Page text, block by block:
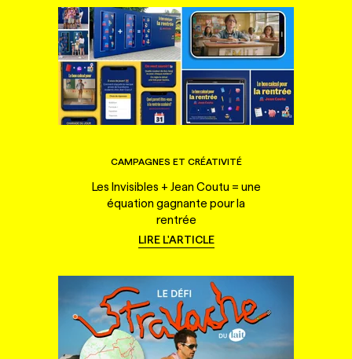
CAMPAGNES ET CRÉATIVITÉ
Les Invisibles + Jean Coutu = une
équation gagnante pour la
rentrée
LIRE L'ARTICLE